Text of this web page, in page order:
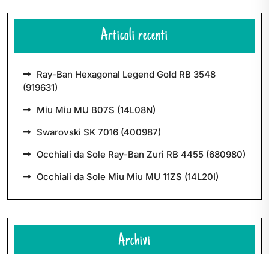
Articoli recenti
Ray-Ban Hexagonal Legend Gold RB 3548
(919631)
Miu Miu MU B07S (14L08N)
Swarovski SK 7016 (400987)
Occhiali da Sole Ray-Ban Zuri RB 4455 (680980)
Occhiali da Sole Miu Miu MU 11ZS (14L20I)
Archivi